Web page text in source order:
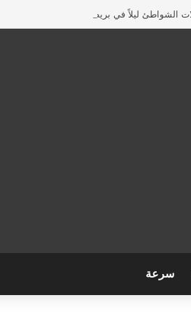
الشواطئ ليلاً في بريطانيا
سرعة